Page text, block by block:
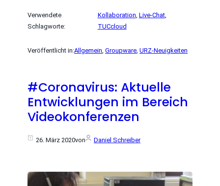
Verwendete
Schlagworte:
Kollaboration, Live-Chat
TUCcloud
Veröffentlicht in:Allgemein, Groupware, URZ-Neuigkeiten
#Coronavirus: Aktuelle
Entwicklungen im Bereich
Videokonferenzen
26. März 2020von Daniel Schreiber